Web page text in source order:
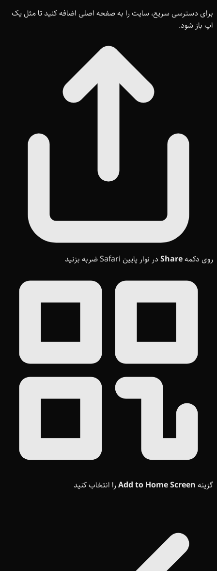
برای دسترسی سریع، سایت را به صفحه اصلی اضافه کنید تا مثل یک
اپ باز شود.
روی دکمهShare در نوار پایین Safari ضربه بزنید
گزینه Add to Home Screenرا انتخاب کنید